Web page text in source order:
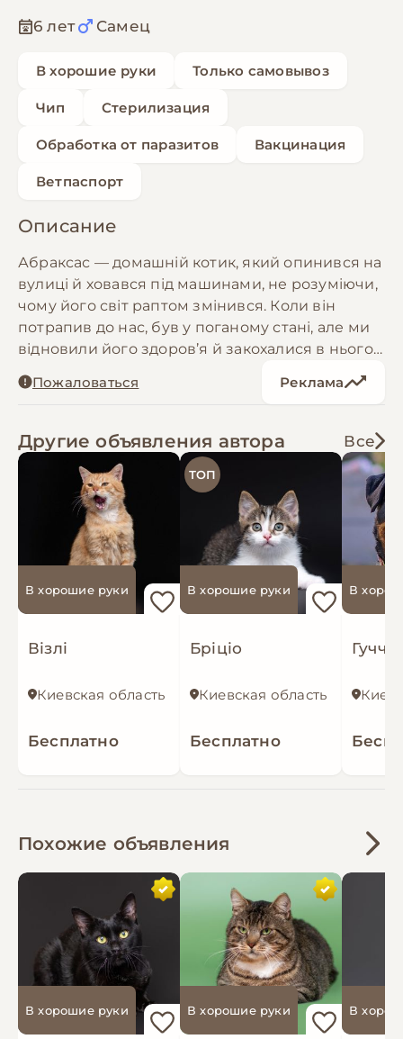
6 лет Самец
В хорошие руки Только самовывоз
Чип Стерилизация
Обработка от паразитов Вакцинация
Ветпаспорт
Описание
Абраксас — домашній котик, який опинився на
вулиці й ховався під машинами, не розуміючи,
чому його світ раптом змінився. Коли він
потрапив до нас, був у поганому стані, але ми
відновили його здоров’я й закохалися в нього.
розумний та ніжний мурчик, орієнтований на
виставили за двері… А він уже готовий
переїхати до відповідальної родини, яка
подарує йому справжній дім і любов. Умовна
ДН 04.07.2020. Абраксас має паспорт, чип,
щеплення, оброблений від паразитів. Може
бути переданий за кордон після підготовки
виїзних документів
Пожаловаться Реклама
Другие объявления автора Все
В хорошие руки
Візлі
Киевская область
Бесплатно
ТОП
В хорошие руки
Бріціо
Киевская область
Бесплатно
В
Гуччі
Похожие объявления
В хорошие руки В хорошие руки В